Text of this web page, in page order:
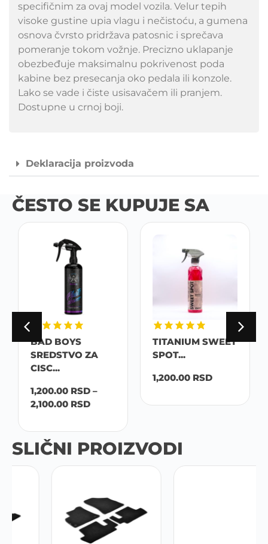
specifičnim za ovaj model vozila. Velur tepih
visoke gustine upia vlagu i nečistoću, a gumena
osnova čvrsto pridržava patosnic i sprečava
pomeranje tokom vožnje. Precizno uklapanje
obezbeđuje maksimalnu pokrivenost poda
kabine bez presecanja oko pedala ili konzole.
Lako se vade i čiste usisavačem ili pranjem.
Dostupne u crnoj boji.
Deklaracija proizvoda
ČESTO SE KUPUJE SA
BAD BOYS
SREDSTVO ZA
CISC...
1,200.00 RSD –
2,100.00 RSD
TITANIUM SWEET
SPOT...
1,200.00 RSD
SLIČNI PROIZVODI